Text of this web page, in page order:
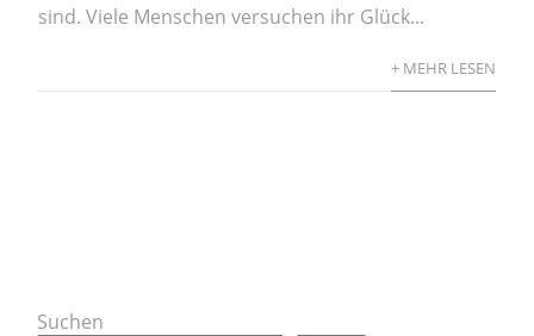
sind. Viele Menschen versuchen ihr Glück...
+ MEHR LESEN
Suchen